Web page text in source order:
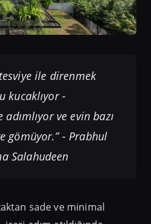
tesviye ile direnmek
kucaklıyor -
ve evin bazı
gömüyor.”- Prabhul
Salahudeen
sade ve minimal